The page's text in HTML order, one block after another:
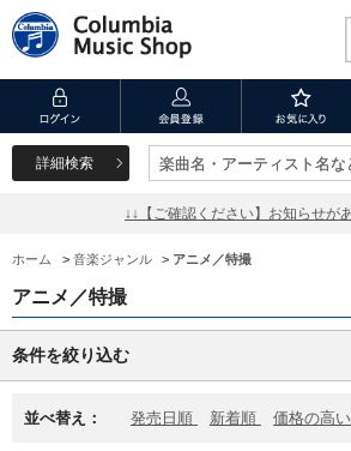
詳細検索 楽曲名・アーティスト名な
楽曲名・アーティスト名な
↓↓【ご確認ください】お知らせが
ホーム > 音楽ジャンル > アニメ／特撮
アニメ／特撮
条件を絞り込む
並べ替え： 発売日順 新着順 価格の高